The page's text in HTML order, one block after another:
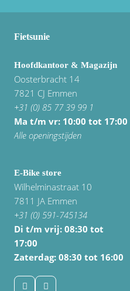
Fietsunie
Hoofdkantoor & Magazijn
Oosterbracht 14
7821 CJ Emmen
+31 (0) 85 77 39 99 1
Ma t/m vr: 10:00 tot 17:00
Alle openingstijden
E-Bike store
Wilhelminastraat 10
7811 JA Emmen
+31 (0) 591-745134
Di t/m vrij: 08:30 tot
17:00
Zaterdag: 08:30 tot 16:00